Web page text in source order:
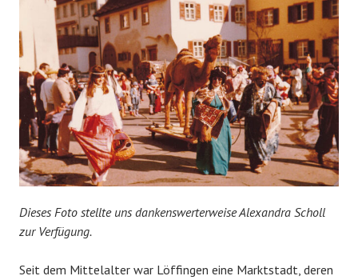
Dieses Foto stellte uns dankenswerterweise Alexandra Scholl
zur Verfügung.
Seit dem Mittelalter war Löffingen eine Marktstadt, deren